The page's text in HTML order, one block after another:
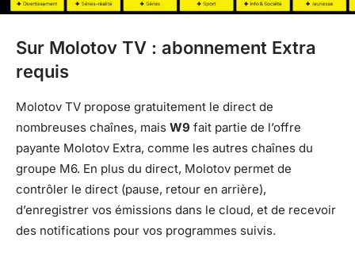
Sur Molotov TV : abonnement Extra
requis
Molotov TV propose gratuitement le direct de
nombreuses chaînes, mais W9 fait partie de l’offre
payante Molotov Extra, comme les autres chaînes du
groupe M6. En plus du direct, Molotov permet de
contrôler le direct (pause, retour en arrière),
d’enregistrer vos émissions dans le cloud, et de recevoir
des notifications pour vos programmes suivis.